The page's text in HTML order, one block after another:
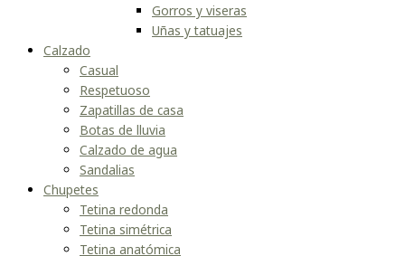
Gorros y viseras
Uñas y tatuajes
Calzado
Casual
Respetuoso
Zapatillas de casa
Botas de lluvia
Calzado de agua
Sandalias
Chupetes
Tetina redonda
Tetina simétrica
Tetina anatómica